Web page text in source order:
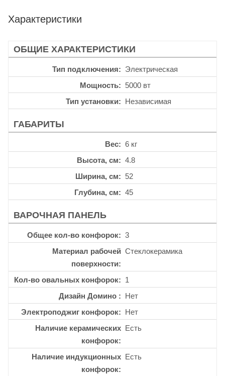
Характеристики
ОБЩИЕ ХАРАКТЕРИСТИКИ
Тип подключения
Электрическая
Мощность
5000 вт
Тип установки
Независимая
ГАБАРИТЫ
Вес
6 кг
Высота, см
4.8
Ширина, см
52
Глубина, см
45
ВАРОЧНАЯ ПАНЕЛЬ
Общее кол-во конфорок
3
Материал рабочей
поверхности
Стеклокерамика
Кол-во овальных конфорок
1
Дизайн Домино
Нет
Электроподжиг конфорок
Нет
Наличие керамических
конфорок
Есть
Наличие индукционных
конфорок
Есть